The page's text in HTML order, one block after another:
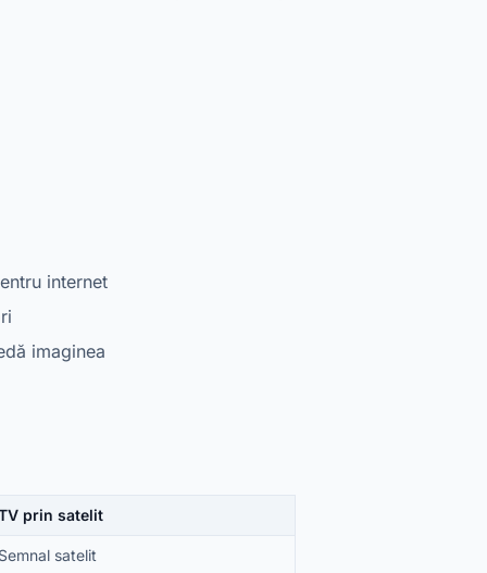
internet
imaginea
prin satelit
Semnal satelit